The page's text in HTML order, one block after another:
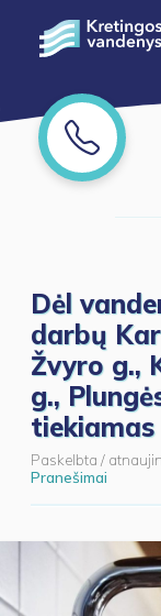
Dėl
darbų
Žvyro g.,
g.,
Paskelbta /
Pranešimai